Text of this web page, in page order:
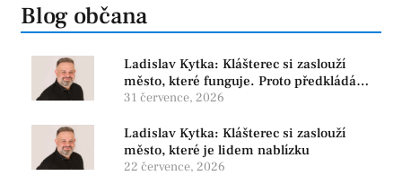
Blog občana
Ladislav Kytka: Klášterec si zaslouží
město, které funguje. Proto předkládáme
program, který řeší skutečné problémy
31 července, 2026
Ladislav Kytka: Klášterec si zaslouží
město, které je lidem nablízku
22 července, 2026